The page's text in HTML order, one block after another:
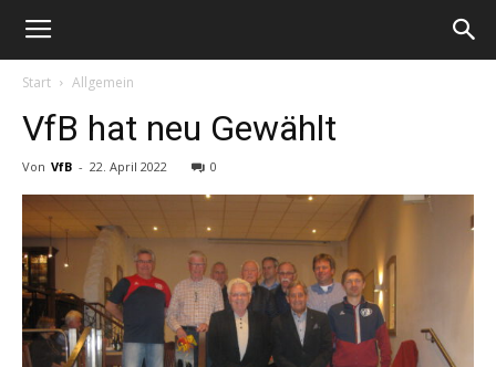
Start Allgemein
VfB hat neu Gewählt
Von VfB - 22. April 2022 0